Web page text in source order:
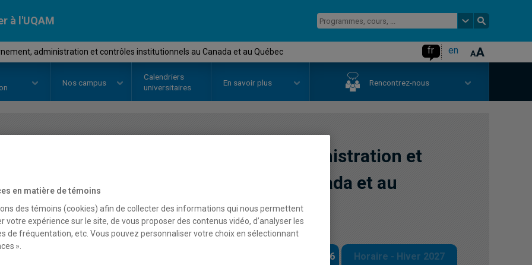
à l'UQAM
administration et contrôles institutionnels au Canada et au Québec fr en
Nos campus
Calendriers
universitaires
En savoir plus Rencontrez-nous
Gouvernement, administration et
contrôles institutionnels au Canada et au
Québec
Horaire - Automne 2026 Horaire - Hiver 2027
en matière de témoins
des témoins (cookies) afin de collecter des informations qui nous permettent
votre expérience sur le site, de vous proposer des contenus vidéo, d’analyser les
de fréquentation, etc. Vous pouvez personnaliser votre choix en sélectionnant
».